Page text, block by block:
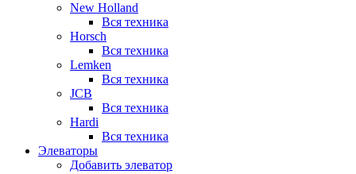
New Holland
Вся техника
Horsch
Вся техника
Lemken
Вся техника
JCB
Вся техника
Hardi
Вся техника
Элеваторы
Добавить элеватор